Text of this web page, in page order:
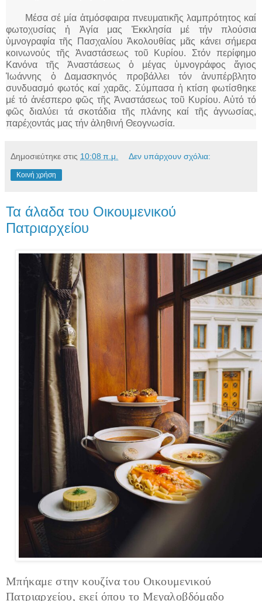
Μέσα σέ μία ἀτμόσφαιρα πνευματικῆς λαμπρότητος καί
φωτοχυσίας ἡ Ἁγία μας Ἐκκλησία μέ τήν πλούσια
ὑμνογραφία τῆς Πασχαλίου Ἀκολουθίας μᾶς κάνει σήμερα
κοινωνούς τῆς Ἀναστάσεως τοῦ Κυρίου. Στόν περίφημο
Κανόνα τῆς Ἀναστάσεως ὁ μέγας ὑμνογράφος ἅγιος
Ἰωάννης ὁ Δαμασκηνός προβάλλει τόν ἀνυπέρβλητο
συνδυασμό φωτός καί χαρᾶς. Σύμπασα ἡ κτίση φωτίσθηκε
μέ τό ἀνέσπερο φῶς τῆς Ἀναστάσεως τοῦ Κυρίου. Αὐτό τό
φῶς διαλύει τά σκοτάδια τῆς πλάνης καί τῆς ἀγνωσίας,
παρέχοντάς μας τήν ἀληθινή Θεογνωσία.
Δημοσιεύτηκε στις 10:08 π.μ. Δεν υπάρχουν σχόλια:
Κοινή χρήση
Τα άλαδα του Οικουμενικού
Πατριαρχείου
Μπήκαμε στην κουζίνα του Οικουμενικού
Πατριαρχείου, εκεί όπου το Μεγαλοβδόμαδο